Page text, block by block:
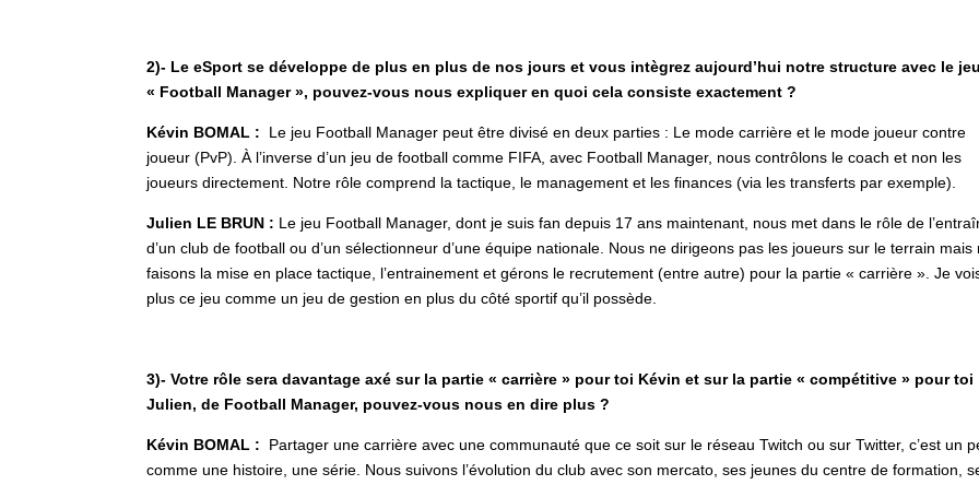
2)- Le eSport se développe de plus en plus de nos jours et vous intègrez aujourd’hui notre structure avec le
« Football Manager », pouvez-vous nous expliquer en quoi cela consiste exactement ?
Kévin BOMAL : Le jeu Football Manager peut être divisé en deux parties : Le mode carrière et le mode joueur contre
joueur (PvP). À l’inverse d’un jeu de football comme FIFA, avec Football Manager, nous contrôlons le coach et non les
joueurs directement. Notre rôle comprend la tactique, le management et les finances (via les transferts par exemple).
Julien LE BRUN : Le jeu Football Manager, dont je suis fan depuis 17 ans maintenant, nous met dans le rôle de
d’un club de football ou d’un sélectionneur d’une équipe nationale. Nous ne dirigeons pas les joueurs sur le terrain mais
faisons la mise en place tactique, l’entrainement et gérons le recrutement (entre autre) pour la partie « carrière ». Je
plus ce jeu comme un jeu de gestion en plus du côté sportif qu’il possède.
3)- Votre rôle sera davantage axé sur la partie « carrière » pour toi Kévin et sur la partie « compétitive » pour toi
Julien, de Football Manager, pouvez-vous nous en dire plus ?
Kévin BOMAL : Partager une carrière avec une communauté que ce soit sur le réseau Twitch ou sur Twitter, c’est un
comme une histoire, une série. Nous suivons l’évolution du club avec son mercato, ses jeunes du centre de formation,